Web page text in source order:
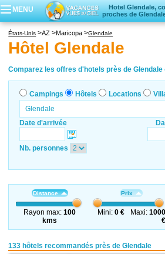
MENU
Hotel Glendale,
proches de
Locations vacances
Villages vacances
États-Unis AZ Maricopa Glendale
Hôtel Glendale
Comparez les offres d'hotels près de Glendale
Campings Hôtels Locations
Date d'arrivée
Nb. personnes
Distance
Rayon max:100
kms
Prix
Mini: 0 € Maxi:1000
€
133 hôtels recommandés près de Glendale